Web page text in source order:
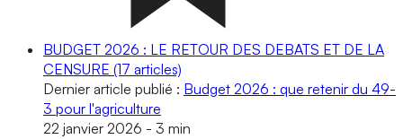
BUDGET 2026 : LE RETOUR DES DEBATS ET DE LA
CENSURE (17 articles)
Dernier article publié : Budget 2026 : que retenir du 49-
3 pour l'agriculture
22 janvier 2026 - 3 min